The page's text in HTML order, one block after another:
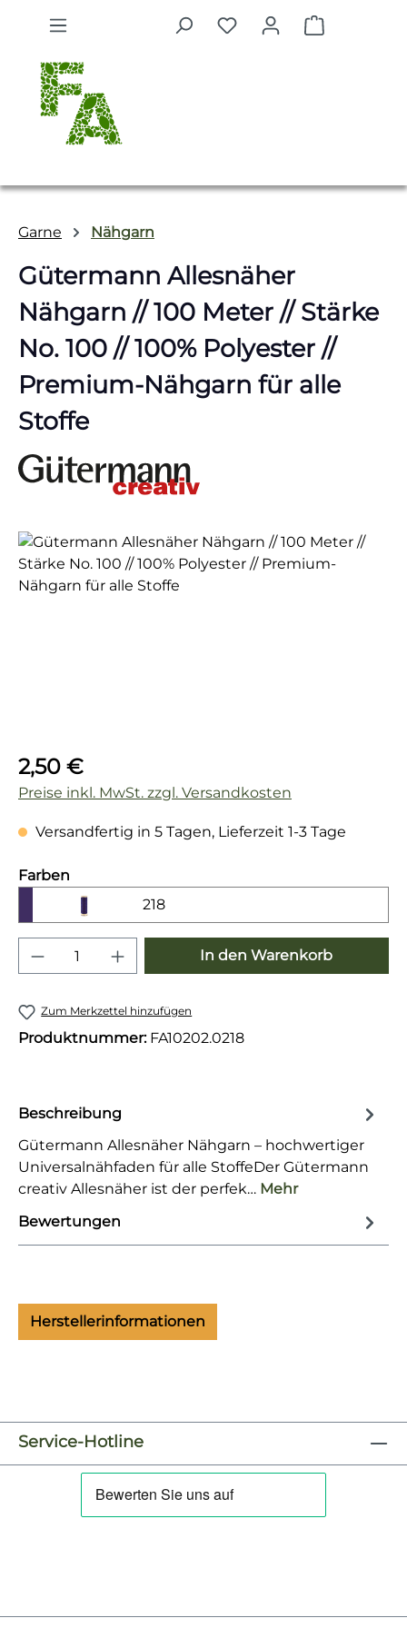
Zum Hauptinhalt springen
Garne Nähgarn
Gütermann Allesnäher
Nähgarn // 100 Meter // Stärke
No. 100 // 100% Polyester //
Premium-Nähgarn für alle
Stoffe
Bildergalerie überspringen
Regulärer Preis:
2,50 €
Preise inkl. MwSt. zzgl. Versandkosten
Versandfertig in 5 Tagen, Lieferzeit 1-3 Tage
Farben
218
Produkt Anzahl: Gib den
In den Warenkorb
Zum Merkzettel hinzufügen
Produktnummer: FA10202.0218
Beschreibung
Gütermann Allesnäher Nähgarn – hochwertiger
Universalnähfaden für alle StoffeDer Gütermann
creativ Allesnäher ist der perfek… Mehr
Bewertungen
Herstellerinformationen
Service-Hotline